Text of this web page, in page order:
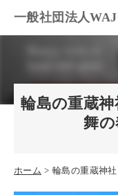
一般社団法人
輪島の重蔵
舞
ホーム 輪島の重蔵神